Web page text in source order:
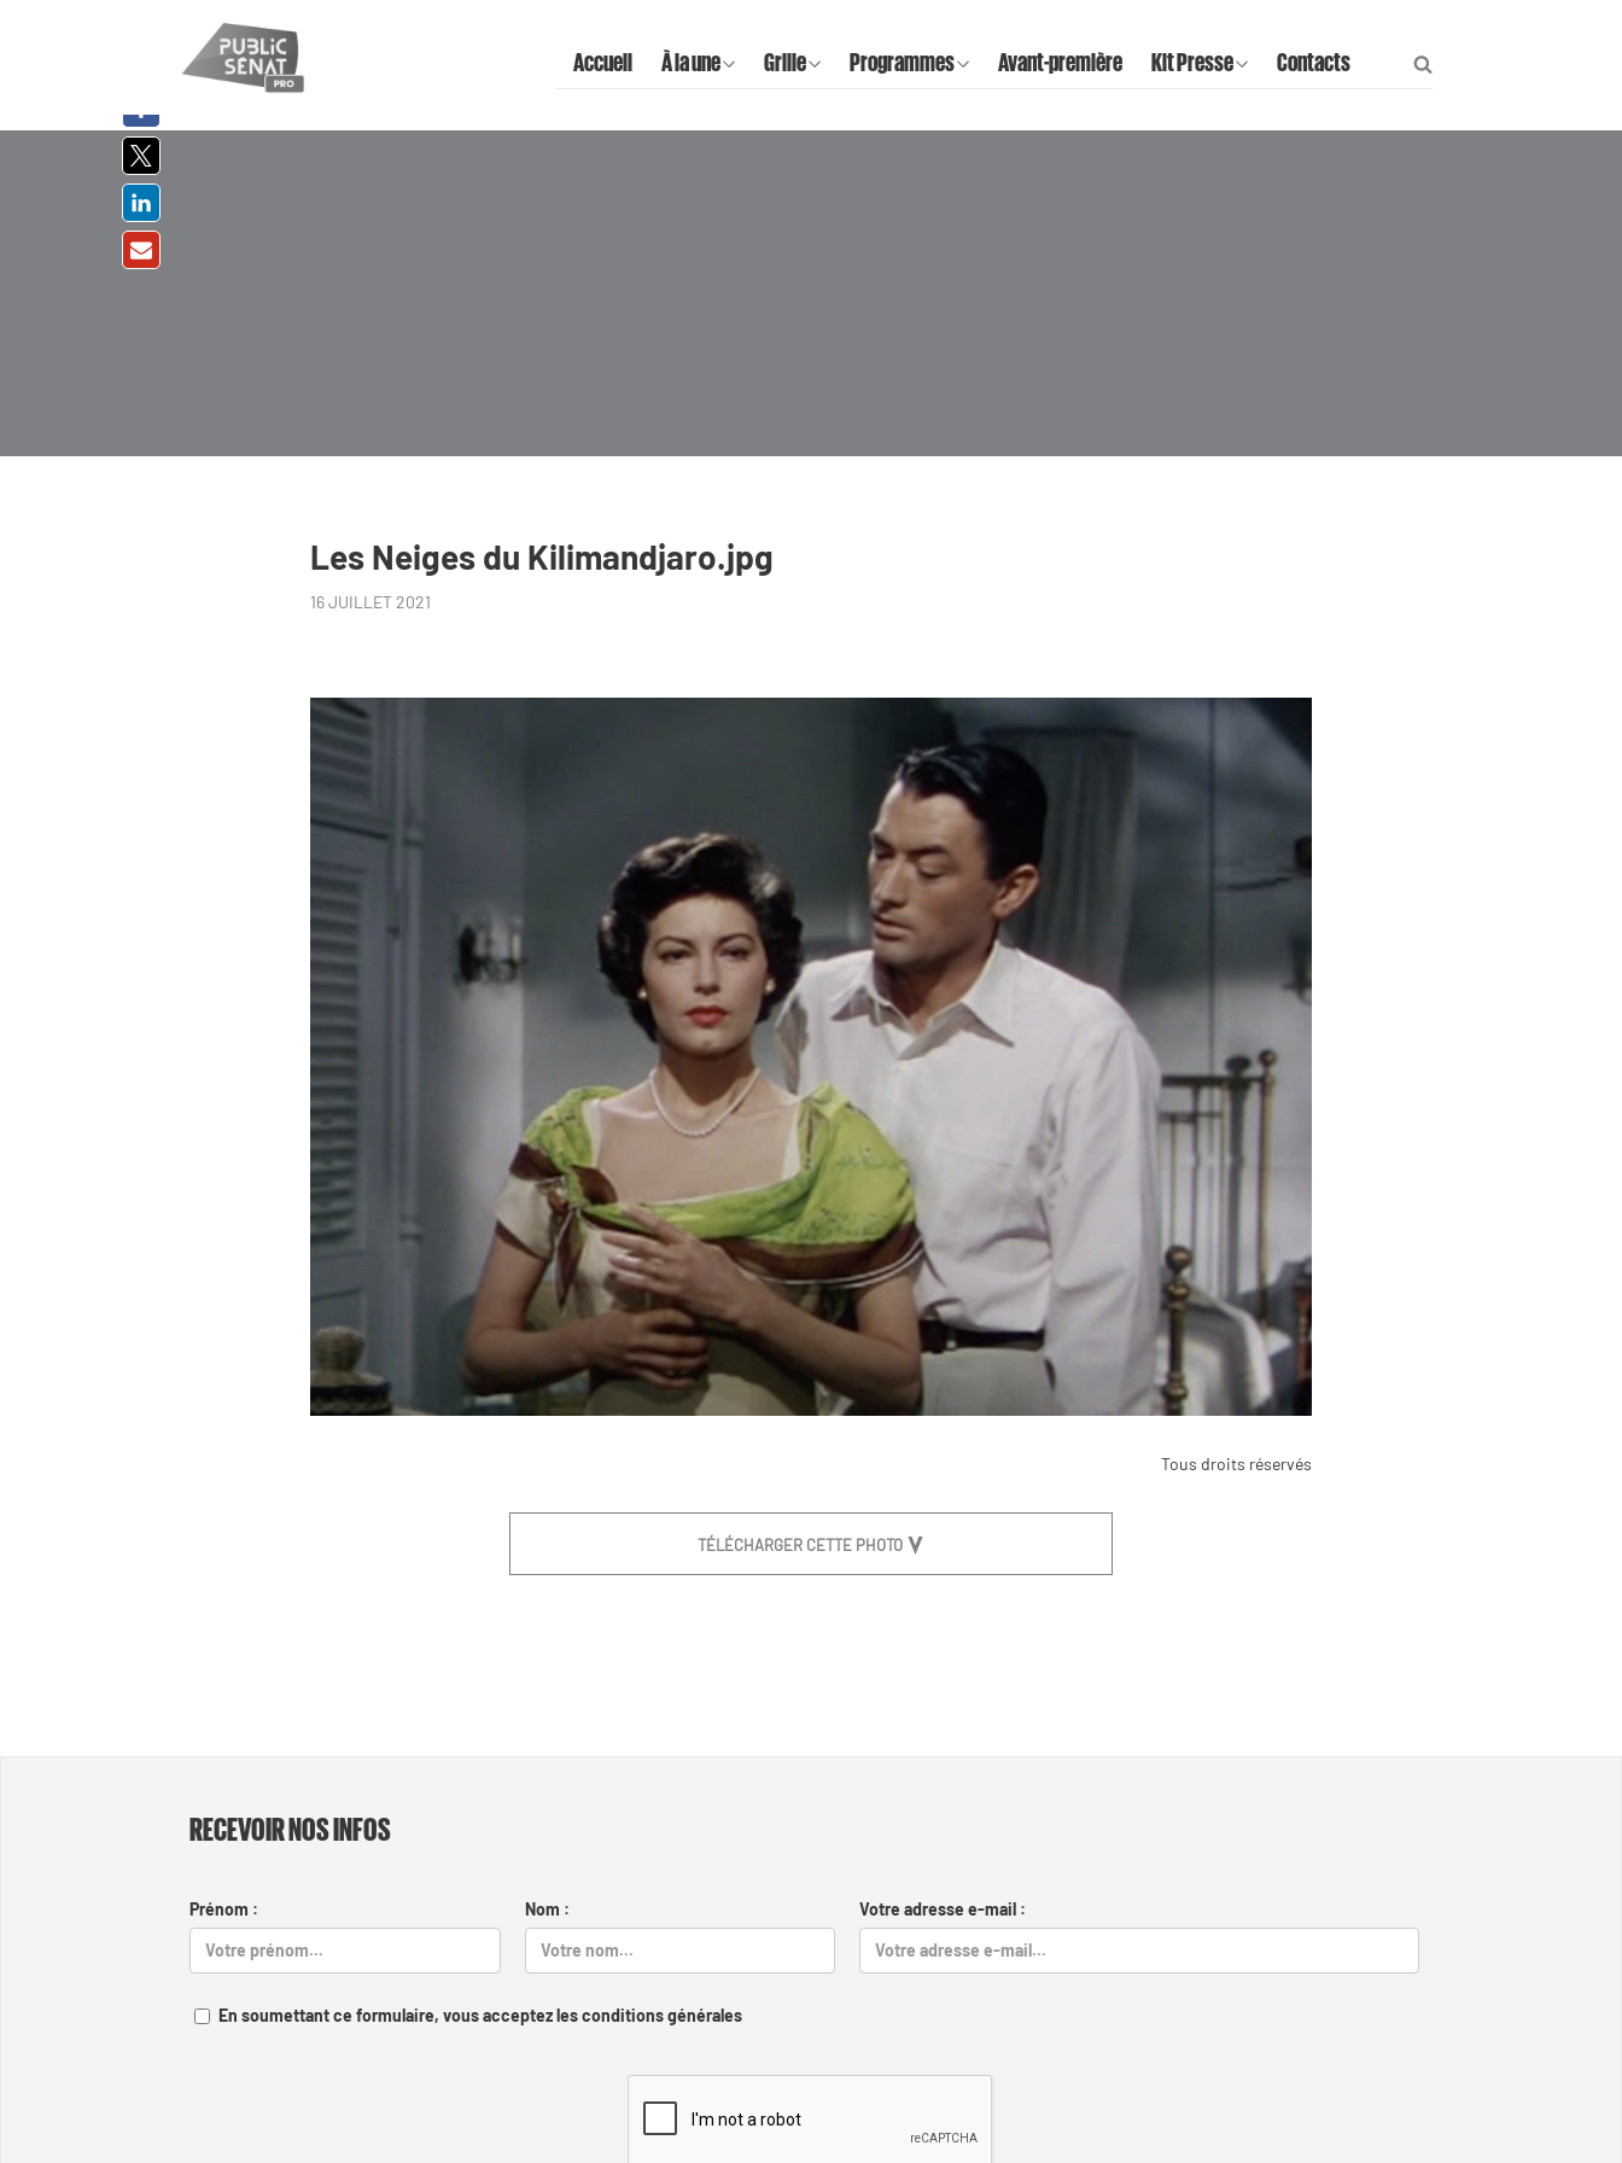
Accueil À la une Grille Programmes Avant-première Kit Presse Contacts
Les Neiges du Kilimandjaro.jpg
16 JUILLET 2021
Tous droits réservés
TÉLÉCHARGER CETTE PHOTO
RECEVOIR NOS INFOS
Prénom : Nom : Votre adresse e-mail :
En soumettant ce formulaire, vous acceptez les conditions générales